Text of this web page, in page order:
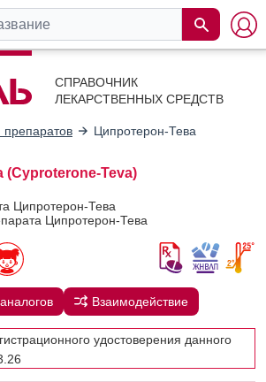
СПРАВОЧНИК
ЛЕКАРСТВЕННЫХ СРЕДСТВ
Ципротерон-Тева
(Cyproterone-Teva)
Ципротерон-Тева
Ципротерон-Тева
Взаимодействие
удостоверения данного